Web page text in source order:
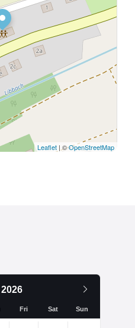
Leaflet | ©OpenStreetMap
2026
Fri Sat Sun